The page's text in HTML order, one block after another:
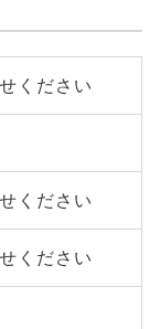
ください
ください
ください